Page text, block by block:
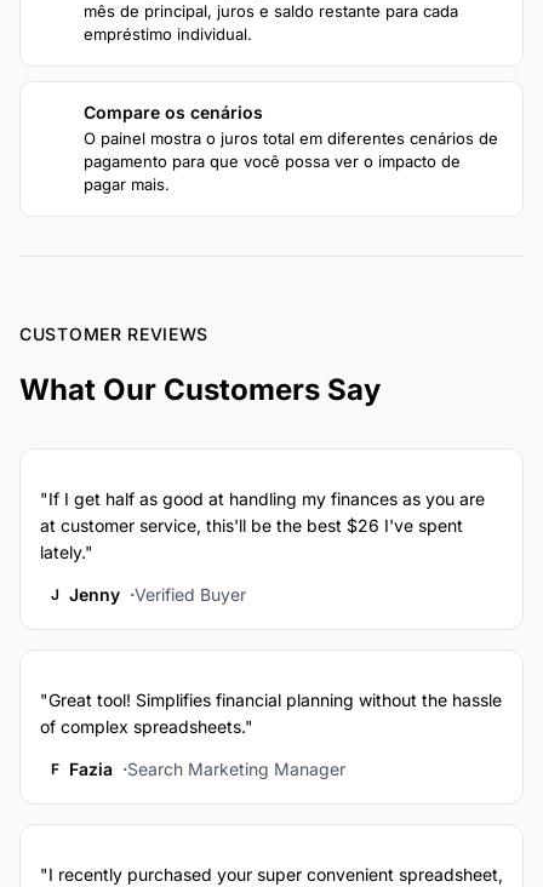
mês de principal, juros e saldo restante para cada
empréstimo individual.
Compare os cenários
O painel mostra o juros total em diferentes cenários de
pagamento para que você possa ver o impacto de
pagar mais.
CUSTOMER REVIEWS
What Our Customers Say
"If I get half as good at handling my finances as you are
at customer service, this'll be the best $26 I've spent
lately."
J Jenny Verified Buyer
"Great tool! Simplifies financial planning without the hassle
of complex spreadsheets."
F Fazia Search Marketing Manager
"I recently purchased your super convenient spreadsheet,